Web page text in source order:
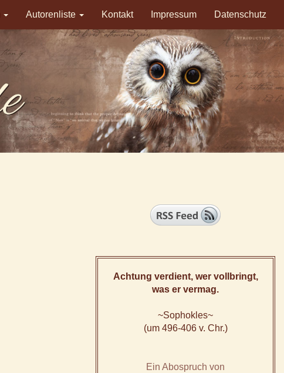
Autorenliste Kontakt Impressum Datenschutz
Achtung verdient, wer vollbringt,
was er vermag.
~Sophokles~
(um 496-406 v. Chr.)
Ein Abospruch von